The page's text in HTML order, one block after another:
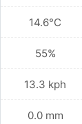
14.6°C
55%
13.3 kph
0.0 mm